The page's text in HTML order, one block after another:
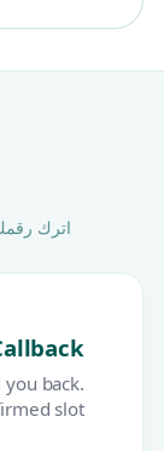
اترك
back.
slot.